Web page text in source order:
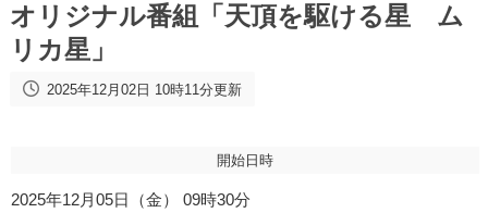
オリジナル番組「天頂を駆ける星 ム
リカ星」
2025年12月02日 10時11分更新
開始日時
2025年12月05日（金） 09時30分